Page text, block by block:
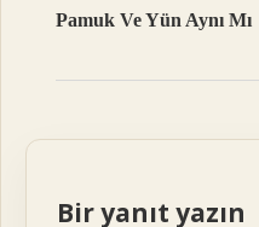
Pamuk Ve Yün Aynı Mı
Bir yanıt yazın